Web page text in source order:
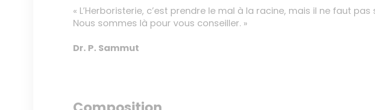
« L’Herboristerie, c’est prendre le mal à la racine, mais il ne faut pas
Nous sommes là pour vous conseiller. »
Dr. P. Sammut